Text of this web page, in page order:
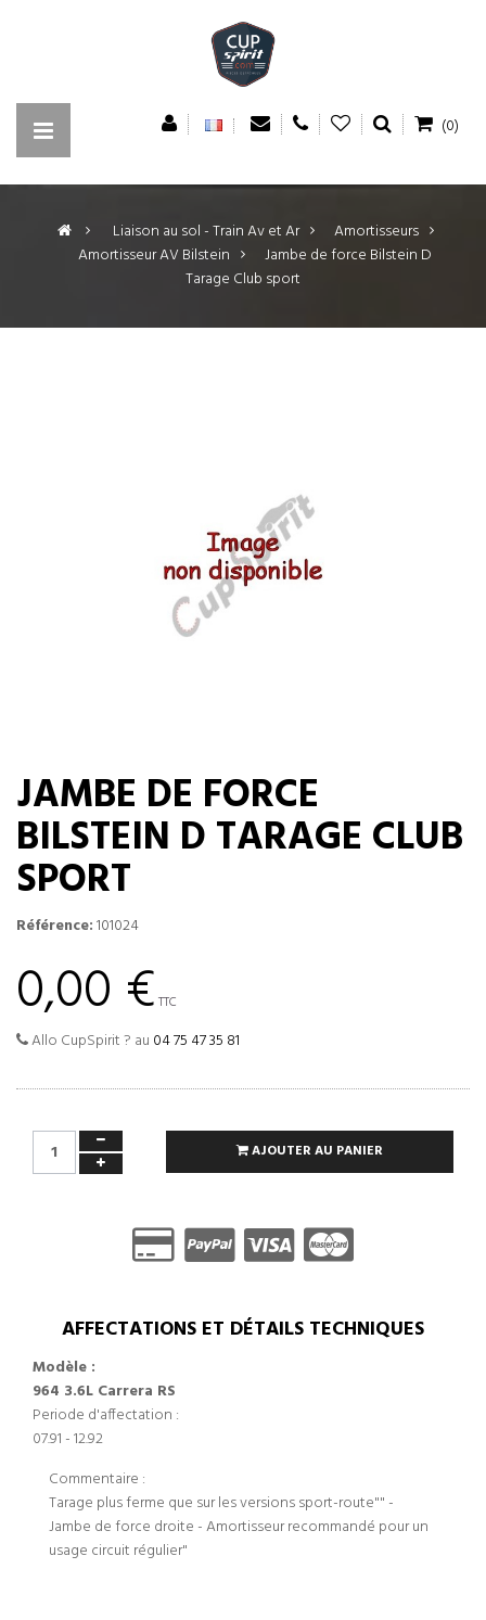
(0)
> Liaison au sol - Train Av et Ar >
Amortisseurs
Amortisseur AV Bilstein >
Jambe de force Bilstein D
Tarage Club sport
JAMBE DE FORCE
BILSTEIN D TARAGE CLUB
SPORT
Référence:101024
0,00 € TTC
Allo CupSpirit ? au 04 75 47 35 81
AJOUTER AU PANIER
AFFECTATIONS ET DÉTAILS TECHNIQUES
Modèle :
964 3.6L Carrera RS
Periode d'affectation :
07.91 - 12.92
Commentaire :
Tarage plus ferme que sur les versions sport-route"" -
Jambe de force droite - Amortisseur recommandé pour un
usage circuit régulier"